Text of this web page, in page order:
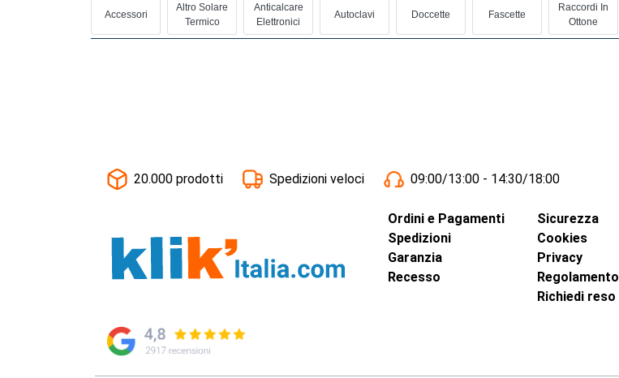
Accessori
Altro Solare
Termico
Anticalcare
Elettronici
Autoclavi Doccette Fascette
Raccordi In
Ottone
20.000 prodotti Spedizioni veloci 09:00/13:00 - 14:30/18:00
Ordini e Pagamenti
Spedizioni
Garanzia
Recesso
Sicurezza
Cookies
Privacy
Regolamento
Richiedi reso